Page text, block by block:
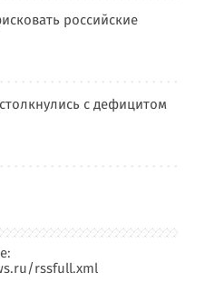
российские
с дефицитом
rssfull.xml